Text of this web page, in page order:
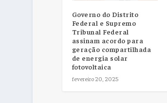
Governo do Distrito
Federal e Supremo
Tribunal Federal
assinam acordo para
geração compartilhada
de energia solar
fotovoltaica
fevereiro 20, 2025